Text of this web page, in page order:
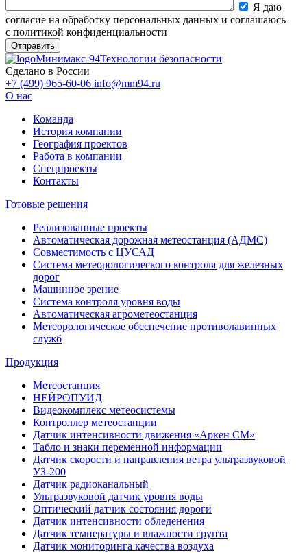
Я даю
согласие на обработку персональных данных и соглашаюсь
с политикой конфиденциальности
Минимакс-94Технологии безопасности
Сделано в России
+7 (499) 965-60-06 info@mm94.ru
О нас
Команда
История компании
География проектов
Работа в компании
Спецпроекты
Контакты
Готовые решения
Реализованные проекты
Автоматическая дорожная метеостанция (АДМС)
Совместимость с ЦУСАД
Система метеорологического контроля для железных
дорог
Машинное зрение
Система контроля уровня воды
Автоматическая агрометеостанция
Метеорологическое обеспечение противолавинных
служб
Продукция
Метеостанция
НЕЙРОПУИД
Видеокомплекс метеосистемы
Контроллер метеостанции
Датчик интенсивности движения «Аркен СМ»
Табло и знаки переменной информации
Датчик скорости и направления ветра ультразвуковой
УЗ-200
Датчик радиоканальный
Ультразвуковой датчик уровня воды
Оптический датчик состояния дороги
Датчик интенсивности обледенения
Датчик температуры и влажности грунта
Датчик мониторинга качества воздуха